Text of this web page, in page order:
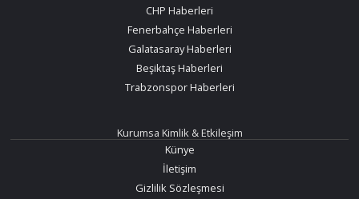
CHP Haberleri
Fenerbahçe Haberleri
Galatasaray Haberleri
Beşiktaş Haberleri
Trabzonspor Haberleri
Kurumsa Kimlik & Etkileşim
Künye
İletişim
Gizlilik Sözleşmesi